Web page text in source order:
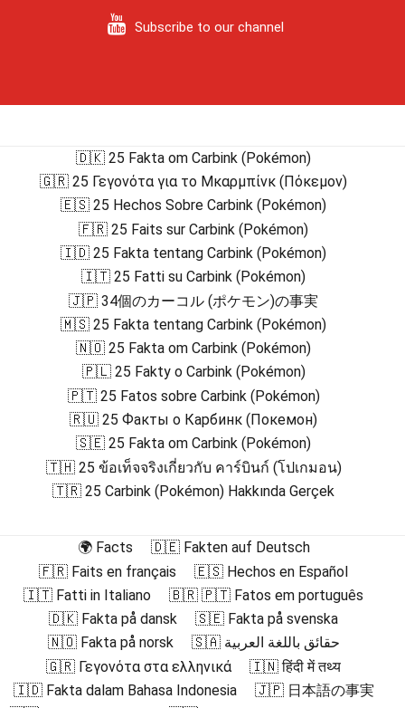
Subscribe to our channel
🇩🇰 25 Fakta om Carbink (Pokémon)
🇬🇷 25 Γεγονότα για το Μκαρμπίνκ (Πόκεμον)
🇪🇸 25 Hechos Sobre Carbink (Pokémon)
🇫🇷 25 Faits sur Carbink (Pokémon)
🇮🇩 25 Fakta tentang Carbink (Pokémon)
🇮🇹 25 Fatti su Carbink (Pokémon)
🇯🇵 34個のカーコル (ポケモン)の事実
🇲🇸 25 Fakta tentang Carbink (Pokémon)
🇳🇴 25 Fakta om Carbink (Pokémon)
🇵🇱 25 Fakty o Carbink (Pokémon)
🇵🇹 25 Fatos sobre Carbink (Pokémon)
🇷🇺 25 Факты о Карбинк (Покемон)
🇸🇪 25 Fakta om Carbink (Pokémon)
🇹🇭 25 ข้อเท็จจริงเกี่ยวกับ คาร์บินก์ (โปเกมอน)
🇹🇷 25 Carbink (Pokémon) Hakkında Gerçek
🌍 Facts
🇩🇪 Fakten auf Deutsch
🇫🇷 Faits en français
🇪🇸 Hechos en Español
🇮🇹 Fatti in Italiano
🇧🇷 🇵🇹 Fatos em português
🇩🇰 Fakta på dansk
🇸🇪 Fakta på svenska
🇳🇴 Fakta på norsk
🇸🇦 حقائق باللغة العربية
🇬🇷 Γεγονότα στα ελληνικά
🇮🇳 हिंदी में तथ्य
🇮🇩 Fakta dalam Bahasa Indonesia
🇯🇵 日本語の事実